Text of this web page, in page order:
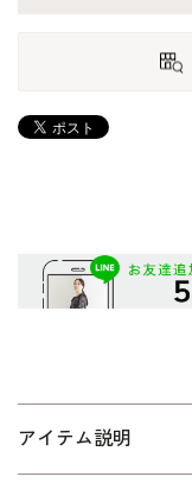
アイテム説明